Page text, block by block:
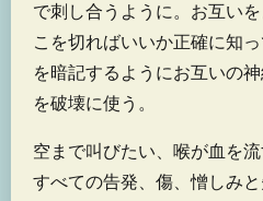
で刺し合うように。お互い
こを切ればいいか正確に知
を暗記するようにお互いの
を破壊に使う。
空まで叫びたい、喉が血を
すべての告発、傷、憎しみ